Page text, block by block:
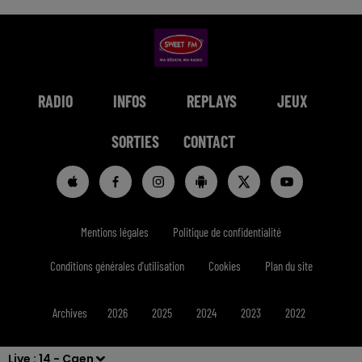
Live : 14 - Caen
RADIO INFOS REPLAYS JEUX
SORTIES CONTACT
Mentions légales Politique de confidentialité
Conditions générales d'utilisation Cookies Plan du site
Archives 2026 2025 2024 2023 2022